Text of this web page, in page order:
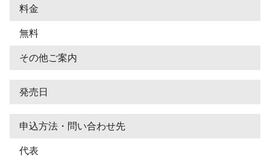
料金
無料
その他ご案内
発売日
申込方法・問い合わせ先
代表